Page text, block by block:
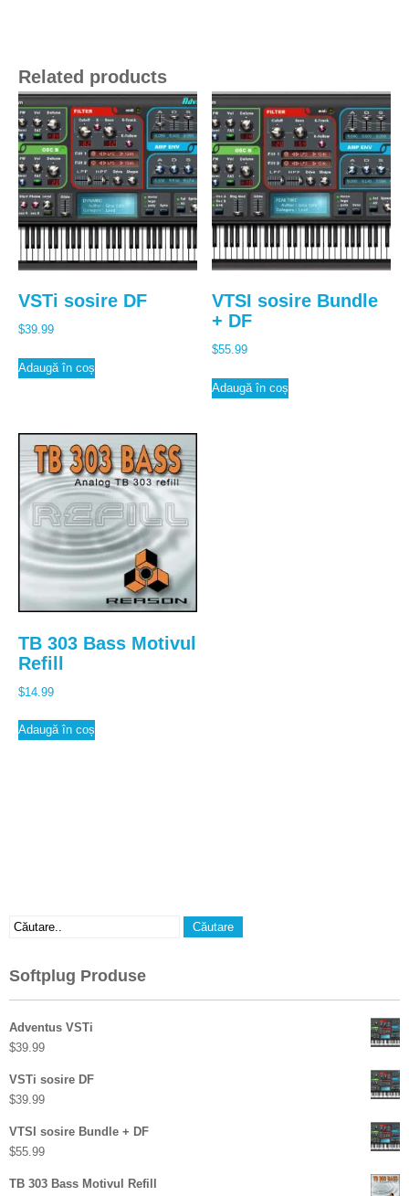
Related products
VSTi sosire DF
$39.99
Adaugă în coș
VTSI sosire Bundle
+ DF
$55.99
Adaugă în coș
TB 303 Bass Motivul
Refill
$14.99
Adaugă în coș
Softplug Produse
Adventus VSTi
$39.99
VSTi sosire DF
$39.99
VTSI sosire Bundle + DF
$55.99
TB 303 Bass Motivul Refill